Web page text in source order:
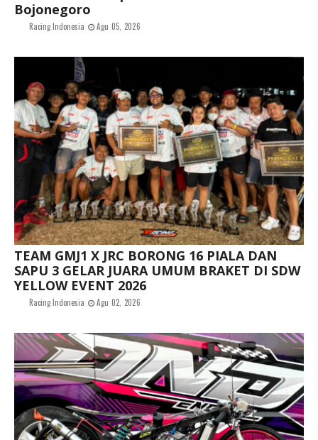
Bojonegoro
Racing Indonesia Agu 05, 2026
TEAM GMJ1 X JRC BORONG 16 PIALA DAN
SAPU 3 GELAR JUARA UMUM BRAKET DI SDW
YELLOW EVENT 2026
Racing Indonesia Agu 02, 2026